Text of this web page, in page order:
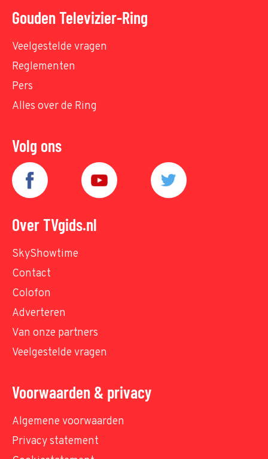
Gouden Televizier-Ring
Veelgestelde vragen
Reglementen
Pers
Alles over de Ring
Volg ons
Over TVgids.nl
SkyShowtime
Contact
Colofon
Adverteren
Van onze partners
Veelgestelde vragen
Voorwaarden & privacy
Algemene voorwaarden
Privacy statement